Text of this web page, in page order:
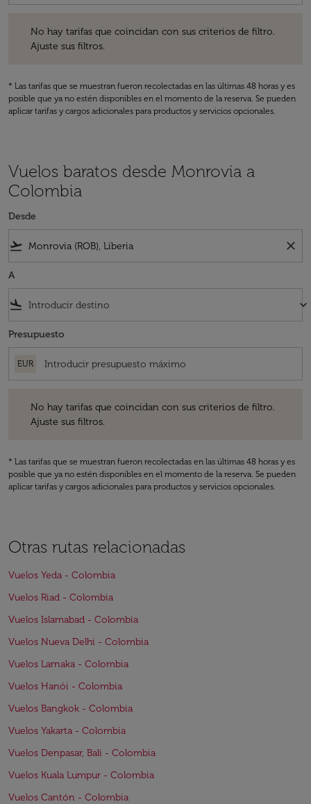
No hay tarifas que coincidan con sus criterios de filtro.
Ajuste sus filtros.
* Las tarifas que se muestran fueron recolectadas en las últimas 48 horas y es
posible que ya no estén disponibles en el momento de la reserva. Se pueden
aplicar tarifas y cargos adicionales para productos y servicios opcionales.
Vuelos baratos desde Monrovia a
Colombia
Desde
flight_takeoff close
A
flight_land keyboard_arrow_down
Presupuesto
EUR
No hay tarifas que coincidan con sus criterios de filtro.
Ajuste sus filtros.
* Las tarifas que se muestran fueron recolectadas en las últimas 48 horas y es
posible que ya no estén disponibles en el momento de la reserva. Se pueden
aplicar tarifas y cargos adicionales para productos y servicios opcionales.
Otras rutas relacionadas
Vuelos Yeda - Colombia
Vuelos Riad - Colombia
Vuelos Islamabad - Colombia
Vuelos Nueva Delhi - Colombia
Vuelos Larnaka - Colombia
Vuelos Hanói - Colombia
Vuelos Bangkok - Colombia
Vuelos Yakarta - Colombia
Vuelos Denpasar, Bali - Colombia
Vuelos Kuala Lumpur - Colombia
Vuelos Cantón - Colombia